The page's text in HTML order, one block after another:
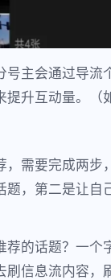
主会通过导流
升互动量。（
，需要完成两步
题，第二是让自
荐的话题？一个
刷信息流内容，